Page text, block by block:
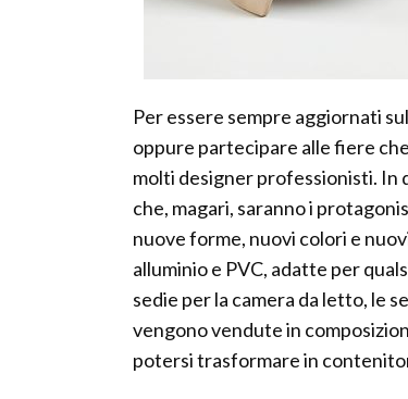
Per essere sempre aggiornati
oppure partecipare alle fiere
molti designer professionisti. In
che, magari, saranno i
nuove forme, nuovi colori e
alluminio e PVC, adatte per
sedie per la camera da letto, le
vengono vendute in
potersi trasformare in